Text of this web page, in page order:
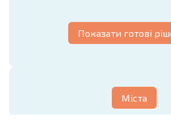
Показати готові
Міста